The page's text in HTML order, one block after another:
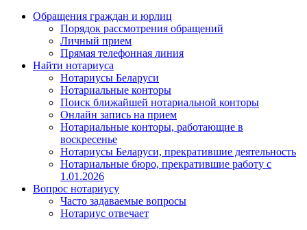
Обращения граждан и юрлиц
Порядок рассмотрения обращений
Личный прием
Прямая телефонная линия
Найти нотариуса
Нотариусы Беларуси
Нотариальные конторы
Поиск ближайшей нотариальной конторы
Онлайн запись на прием
Нотариальные конторы, работающие в
воскресенье
Нотариусы Беларуси, прекратившие деятельность
Нотариальные бюро, прекратившие работу с
1.01.2026
Вопрос нотариусу
Часто задаваемые вопросы
Нотариус отвечает